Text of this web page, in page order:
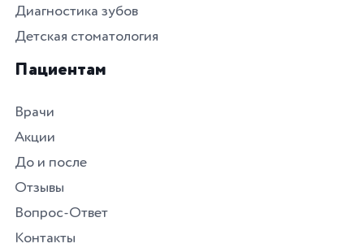
Диагностика зубов
Детская стоматология
Пациентам
Врачи
Акции
До и после
Отзывы
Вопрос-Ответ
Контакты